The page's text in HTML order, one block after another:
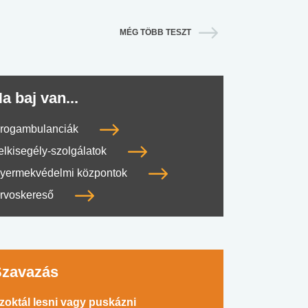
MÉG TÖBB TESZT
baj van...
szolgálatok
központok
lesni vagy puskázni